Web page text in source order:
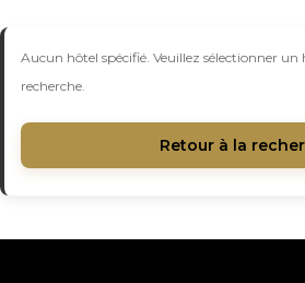
Aucun hôtel spécifié. Veuillez sélectionner un
recherche.
Retour à la